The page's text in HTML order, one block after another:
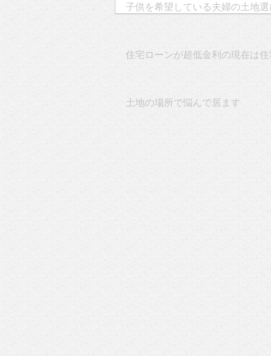
子供を希望している夫婦の土地
住宅ローンが超低金利の現在は
土地の場所で悩んで居ます